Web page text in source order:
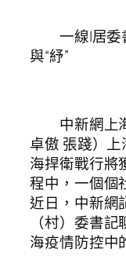
一線|居委
與“紓”
中新網上海
卓傲 張踐）
海捍衛戰行將
程中，一個個
近日，中新網
（村）委書
海疫情防控中